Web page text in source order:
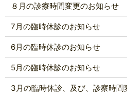
８月の診療時間変更のお知らせ
7月の臨時休診のお知らせ
6月の臨時休診のお知らせ
5月の臨時休診のお知らせ
3月の臨時休診、及び、診察時間